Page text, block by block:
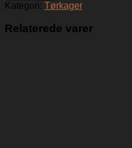
Kategori: Tørkager
Relaterede varer